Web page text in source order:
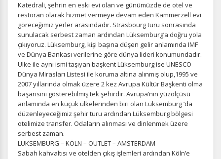
Tercihleri Kaydet
Katedrali, şehrin en eski evi olan ve günümüzde de otel ve
restoran olarak hizmet vermeye devam eden Kammerzell evi
göreceğimiz yerler arasındadır. Strasbourg turu sonrasında
sunulacak serbest zaman ardından Lüksemburg’a doğru yola
çıkıyoruz. Lüksemburg, kişi başına düşen gelir anlamında IMF
ve Dünya Bankası verilerine göre dünya lideri konumundadır.
Ülke ile aynı ismi taşıyan başkent Lüksemburg ise UNESCO
Dünya Mirasları Listesi ile koruma altına alınmış olup,1995 ve
2007 yıllarında olmak üzere 2 kez Avrupa Kültür Başkenti olma
başarısını gösterebilmiş tek şehirdir. Avrupa’nın yüzölçüsü
anlamında en küçük ülkelerinden biri olan Lüksemburg ‘da
düzenleyeceğimiz şehir turu ardından Lüksemburg bölgesi
otelimize transfer. Odaların alınması ve dinlenmek üzere
serbest zaman.
LÜKSEMBURG – KÖLN – OUTLET – AMSTERDAM
Sabah kahvaltısı ve otelden çıkış işlemleri ardından Köln’e